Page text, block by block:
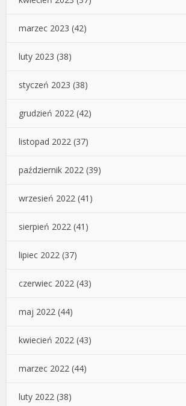
marzec 2023 (42)
luty 2023 (38)
styczeń 2023 (38)
grudzień 2022 (42)
listopad 2022 (37)
październik 2022 (39)
wrzesień 2022 (41)
sierpień 2022 (41)
lipiec 2022 (37)
czerwiec 2022 (43)
maj 2022 (44)
kwiecień 2022 (43)
marzec 2022 (44)
luty 2022 (38)